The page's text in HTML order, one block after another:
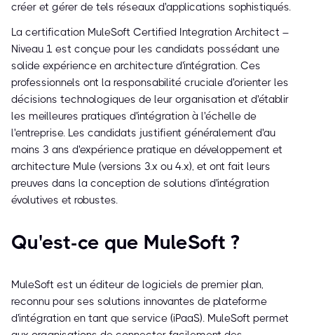
créer et gérer de tels réseaux d'applications sophistiqués.
La certification MuleSoft Certified Integration Architect –
Niveau 1 est conçue pour les candidats possédant une
solide expérience en architecture d'intégration. Ces
professionnels ont la responsabilité cruciale d'orienter les
décisions technologiques de leur organisation et d'établir
les meilleures pratiques d'intégration à l'échelle de
l'entreprise. Les candidats justifient généralement d'au
moins 3 ans d'expérience pratique en développement et
architecture Mule (versions 3.x ou 4.x), et ont fait leurs
preuves dans la conception de solutions d'intégration
évolutives et robustes.
Qu'est-ce que MuleSoft ?
MuleSoft est un éditeur de logiciels de premier plan,
reconnu pour ses solutions innovantes de plateforme
d'intégration en tant que service (iPaaS). MuleSoft permet